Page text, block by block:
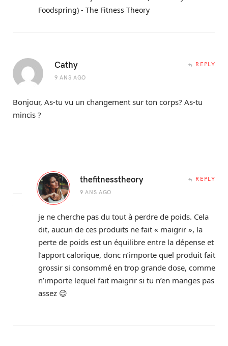
Foodspring) - The Fitness Theory
Cathy
9 ANS AGO
REPLY
Bonjour, As-tu vu un changement sur ton corps? As-tu
mincis ?
thefitnesstheory
9 ANS AGO
REPLY
je ne cherche pas du tout à perdre de poids. Cela
dit, aucun de ces produits ne fait « maigrir », la
perte de poids est un équilibre entre la dépense et
l’apport calorique, donc n’importe quel produit fait
grossir si consommé en trop grande dose, comme
n’importe lequel fait maigrir si tu n’en manges pas
assez 😉